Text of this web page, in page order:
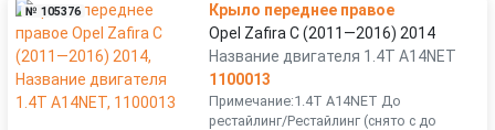
№ 105376
Крыло переднее правое
Opel Zafira C (2011—2016) 2014
Название двигателя 1.4T A14NET
1100013
Примечание:1.4T A14NET До
рестайлинг/Рестайлинг (снято с до